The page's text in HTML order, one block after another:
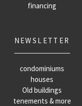
financing
NEWSLETTER
condominiums
houses
Old buildings
tenements & more